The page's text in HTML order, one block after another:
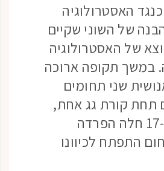
האסטרולוגיה
של השוני שקיים
של האסטרולוגיה
במשך תקופה ארוכה
שני תחומים
תחת קורת גג אחת,
אולם במאה ה-17 חלה הפרדה
התפתח לכיוונו